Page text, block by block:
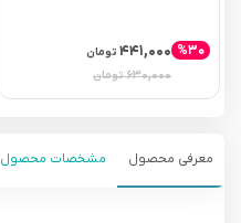
۴۴۱,۰۰۰ تومان
۶۳۰,۰۰۰تومان
%۳۰
معرفی محصول مشخصات محصول